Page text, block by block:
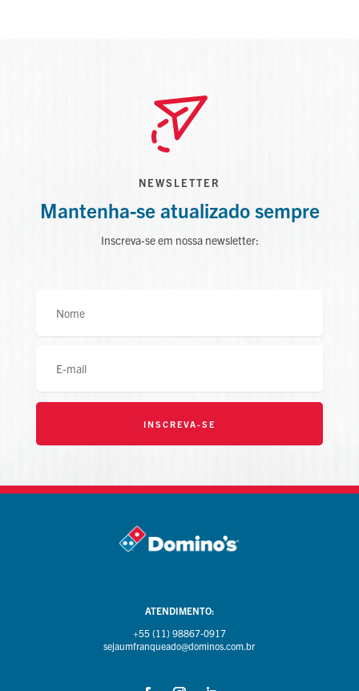
NEWSLETTER
Mantenha-se atualizado sempre
Inscreva-se em nossa newsletter:
INSCREVA-SE
ATENDIMENTO:
+55 (11) 98867-0917
sejaumfranqueado@dominos.com.br